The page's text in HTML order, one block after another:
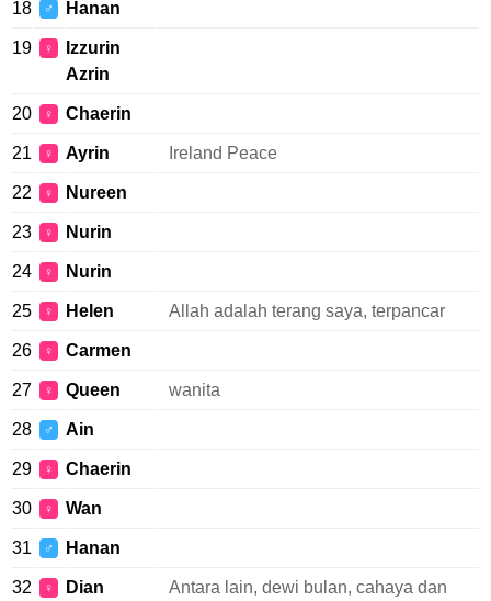
18 ♂ Hanan
19 ♀
Izzurin
Azrin
20 ♀ Chaerin
21 ♀ Ayrin Ireland Peace
22 ♀ Nureen
23 ♀ Nurin
24 ♀ Nurin
25 ♀ Helen Allah adalah terang saya, terpancar
26 ♀ Carmen
27 ♀ Queen wanita
28 ♂ Ain
29 ♀ Chaerin
30 ♀ Wan
31 ♂ Hanan
32 ♀ Dian Antara lain, dewi bulan, cahaya dan